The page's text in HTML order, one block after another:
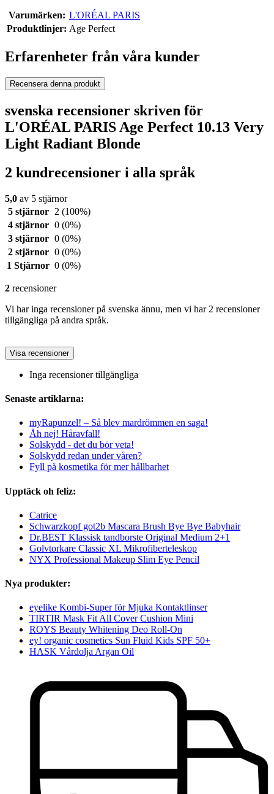
Varumärken: L'ORÉAL PARIS
Produktlinjer: Age Perfect
Erfarenheter från våra kunder
Recensera denna produkt
svenska recensioner skriven för
L'ORÉAL PARIS Age Perfect 10.13 Very
Light Radiant Blonde
2 kundrecensioner i alla språk
5,0 av 5 stjärnor
5 stjärnor
2 (100%)
4 stjärnor 0 (0%)
3 stjärnor 0 (0%)
2 stjärnor 0 (0%)
1 Stjärnor 0 (0%)
2 recensioner
Vi har inga recensioner på svenska ännu, men vi har 2 recensioner
tillgängliga på andra språk.
Visa recensioner
Inga recensioner tillgängliga
Senaste artiklarna:
myRapunzel! – Så blev mardrömmen en saga!
Åh nej! Håravfall!
Solskydd - det du bör veta!
Solskydd redan under våren?
Fyll på kosmetika för mer hållbarhet
Upptäck oh feliz:
Catrice
Schwarzkopf got2b Mascara Brush Bye Bye Babyhair
Dr.BEST Klassisk tandborste Original Medium 2+1
Golvtorkare Classic XL Mikrofiberteleskop
NYX Professional Makeup Slim Eye Pencil
Nya produkter:
eyelike Kombi-Super för Mjuka Kontaktlinser
TIRTIR Mask Fit All Cover Cushion Mini
ROYS Beauty Whitening Deo Roll-On
ey! organic cosmetics Sun Fluid Kids SPF 50+
HASK Vårdolja Argan Oil